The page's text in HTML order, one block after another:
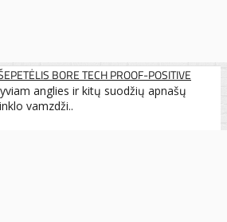
BORE TECH PROOF-POSITIVE
anglies ir kitų suodžių apnašų
vamzdži..